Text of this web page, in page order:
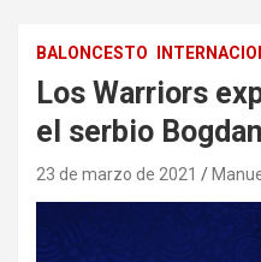
BALONCESTO
Los Warriors
el serbio
23 de marzo de 2021